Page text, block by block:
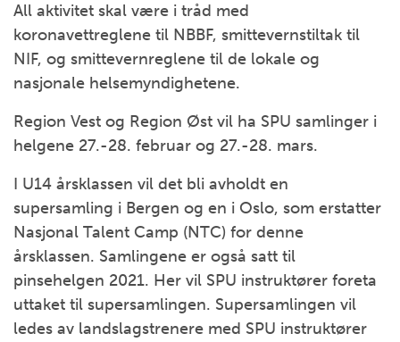
All aktivitet skal være i tråd med
koronavettreglene til NBBF, smittevernstiltak til
NIF, og smittevernreglene til de lokale og
nasjonale helsemyndighetene.
Region Vest og Region Øst vil ha SPU samlinger i
helgene 27.-28. februar og 27.-28. mars.
I U14 årsklassen vil det bli avholdt en
supersamling i Bergen og en i Oslo, som erstatter
Nasjonal Talent Camp (NTC) for denne
årsklassen. Samlingene er også satt til
pinsehelgen 2021. Her vil SPU instruktører foreta
uttaket til supersamlingen. Supersamlingen vil
ledes av landslagstrenere med SPU instruktører